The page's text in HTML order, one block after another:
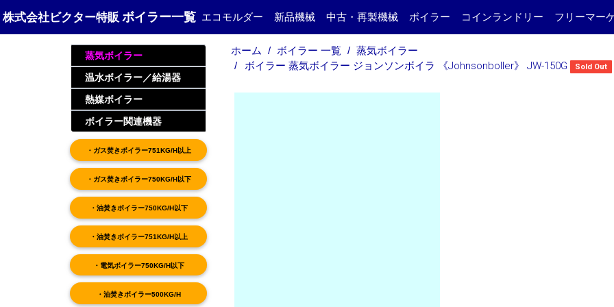
株式会社ビクター特販 ボイラー一覧 エコモルダー 新品機械 中古・再製機械 ボイラー コインランドリー フリーマー
蒸気ボイラー
温水ボイラー／給湯器
熱媒ボイラー
ボイラー関連機器
・ガス焚きボイラー751KG/H以上
・ガス焚きボイラー750KG/H以下
・油焚きボイラー750KG/H以下
・油焚きボイラー751KG/H以上
・電気ボイラー750KG/H以下
・油焚きボイラー500KG/H
ホーム ボイラー 一覧 蒸気ボイラー
ボイラー 蒸気ボイラー ジョンソンボイラ 《Johnsonboller》 JW-150G Sold Out